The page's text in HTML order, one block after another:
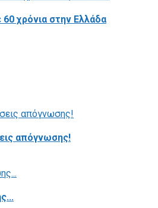
60 χρόνια στην Ελλάδα
απόγνωσης!